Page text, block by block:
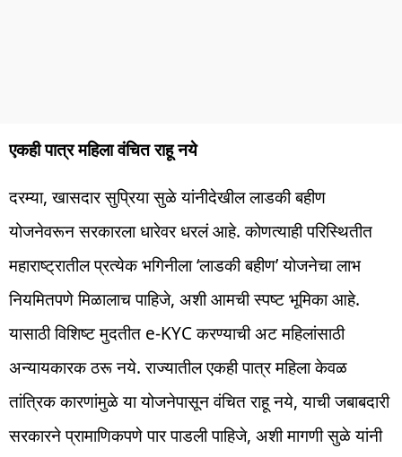
एकही पात्र महिला वंचित राहू नये
दरम्या, खासदार सुप्रिया सुळे यांनीदेखील लाडकी बहीण
योजनेवरून सरकारला धारेवर धरलं आहे. कोणत्याही परिस्थितीत
महाराष्ट्रातील प्रत्येक भगिनीला ‘लाडकी बहीण’ योजनेचा लाभ
नियमितपणे मिळालाच पाहिजे, अशी आमची स्पष्ट भूमिका आहे.
यासाठी विशिष्ट मुदतीत e-KYC करण्याची अट महिलांसाठी
अन्यायकारक ठरू नये. राज्यातील एकही पात्र महिला केवळ
तांत्रिक कारणांमुळे या योजनेपासून वंचित राहू नये, याची जबाबदारी
सरकारने प्रामाणिकपणे पार पाडली पाहिजे, अशी मागणी सुळे यांनी